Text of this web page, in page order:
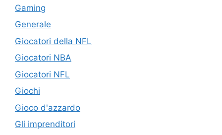
Gaming
Generale
Giocatori della NFL
Giocatori NBA
Giocatori NFL
Giochi
Gioco d'azzardo
Gli imprenditori